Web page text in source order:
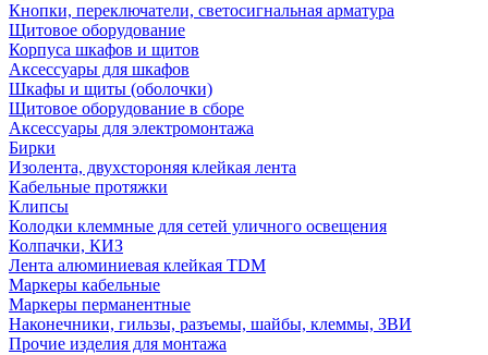
Кнопки, переключатели, светосигнальная арматура
Щитовое оборудование
Корпуса шкафов и щитов
Аксессуары для шкафов
Шкафы и щиты (оболочки)
Щитовое оборудование в сборе
Аксессуары для электромонтажа
Бирки
Изолента, двухстороняя клейкая лента
Кабельные протяжки
Клипсы
Колодки клеммные для сетей уличного освещения
Колпачки, КИЗ
Лента алюминиевая клейкая TDM
Маркеры кабельные
Маркеры перманентные
Наконечники, гильзы, разъемы, шайбы, клеммы, ЗВИ
Прочие изделия для монтажа